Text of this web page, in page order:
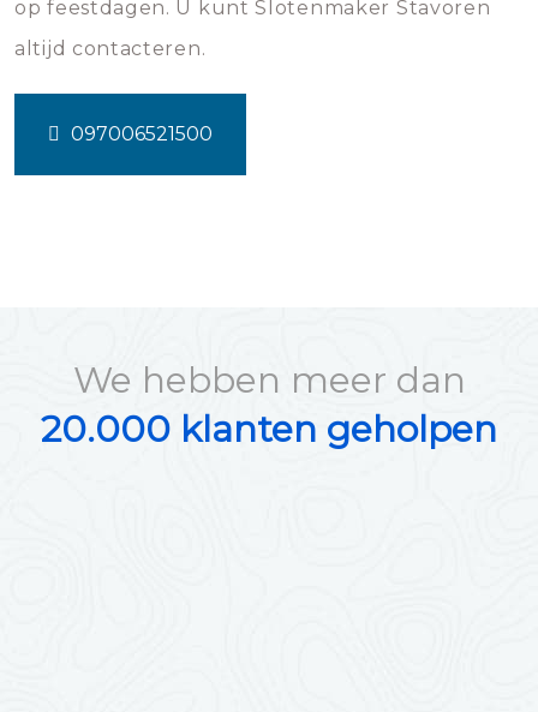
op feestdagen. U kunt Slotenmaker Stavoren
altijd contacteren.
097006521500
We hebben meer dan
20.000 klanten geholpen